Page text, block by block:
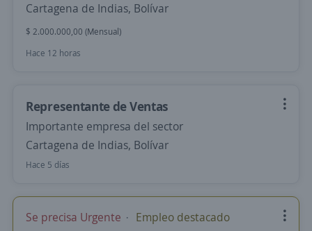
Cartagena de Indias, Bolívar
$ 2.000.000,00 (Mensual)
Hace 12 horas
Representante de Ventas
Importante empresa del sector
Cartagena de Indias, Bolívar
Hace 5 días
Se precisa Urgente Empleo destacado